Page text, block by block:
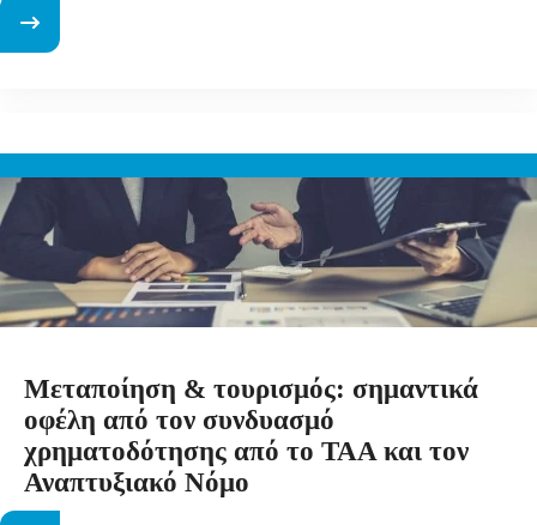
Μεταποίηση & τουρισμός: σημαντικά
οφέλη από τον συνδυασμό
χρηματοδότησης από το ΤΑΑ και τον
Αναπτυξιακό Νόμο